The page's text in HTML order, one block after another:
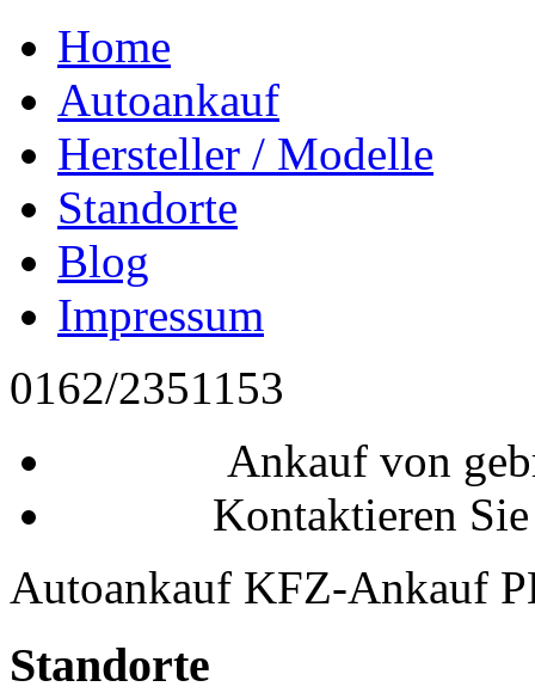
Home
Autoankauf
Hersteller / Modelle
Standorte
Blog
Impressum
0162/2351153
Ankauf von
Kontaktieren
Autoankauf KFZ-Ankauf
Standorte